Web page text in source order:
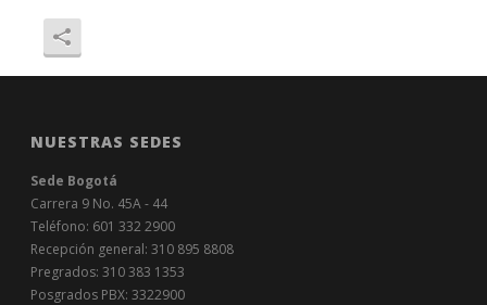
NUESTRAS SEDES
Sede Bogotá
Carrera 9 No. 45A - 44
Teléfono: 601 332 2900
Recepción general: 310 895 8808
Pregrados: 310 383 1353
Posgrados PBX: 3322900